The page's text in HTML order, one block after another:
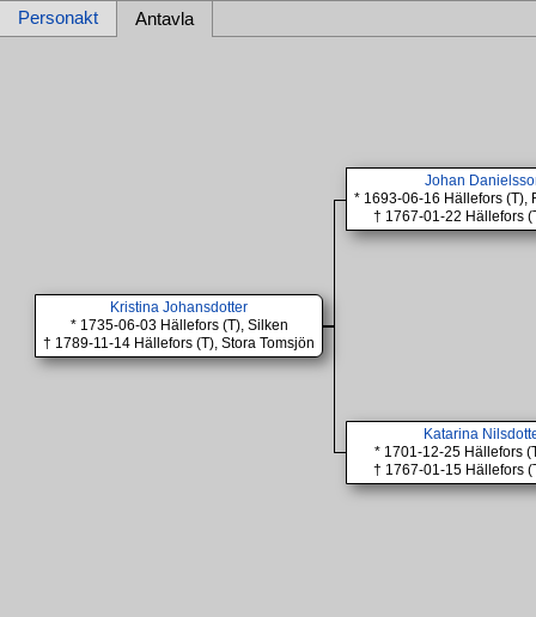
Personakt Antavla
Kristina Johansdotter
* 1735-06-03 Hällefors (T), Silken
† 1789-11-14 Hällefors (T), Stora Tomsjön
Johan
* 1693-06-16 Hällefors (T),
† 1767-01-22 Hällefors
Katarina
* 1701-12-25 Hällefors
† 1767-01-15 Hällefors